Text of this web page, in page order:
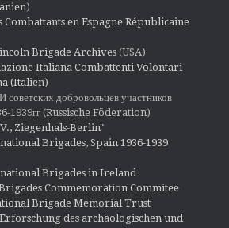
Combattants en Espagne Républicaine
Brigade Archives (USA)
Italiana Combattenti Volontari
(Italien)
добровольцев участников
1939гг (Russische Föderation)
Ziegenhals-Berlin"
Brigades, Spain 1936-1939
Brigades in Ireland
Commemoration Commitee
Brigade Memorial Trust
des archäologischen und